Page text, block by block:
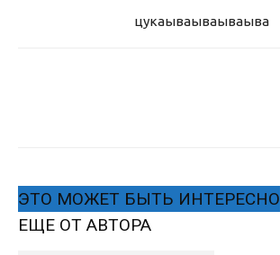
цукаываываываыва
ЭТО МОЖЕТ БЫТЬ ИНТЕРЕСНО
ЕЩЕ ОТ АВТОРА